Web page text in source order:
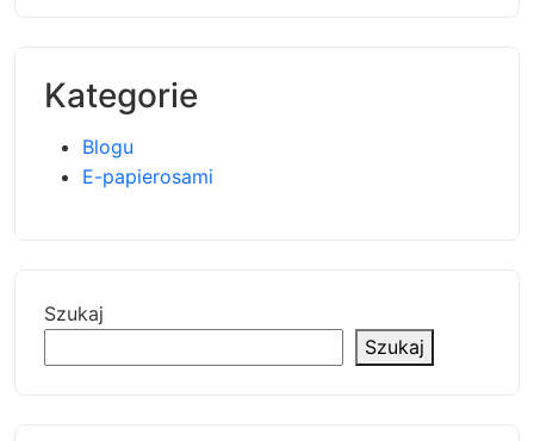
Kategorie
Blogu
E-papierosami
Szukaj
Szukaj